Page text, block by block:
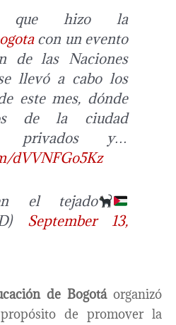
que hizo la
con un evento
de las Naciones
llevó a cabo los
este mes, dónde
de la ciudad
privados y…
dVVNFGo5Kz
el tejado
September 13,
de Bogotáorganizó
de promover la